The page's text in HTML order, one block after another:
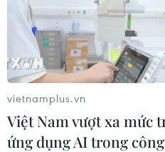
vietnamplus.vn
Việt Nam vượt xa mức
ứng dụng AI trong